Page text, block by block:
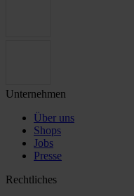
Unternehmen
Über uns
Shops
Jobs
Presse
Rechtliches